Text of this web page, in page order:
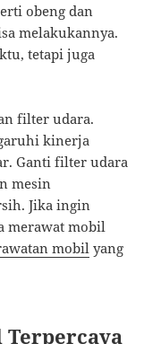
obeng dan
melakukannya.
tetapi juga
filter udara.
kinerja
Ganti filter udara
mesin
Jika ingin
merawat mobil
mobil yang
Terpercaya